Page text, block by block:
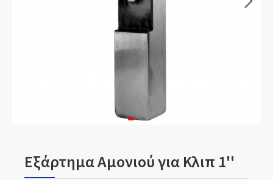
Εξάρτημα Αμονιού για Κλιπ 1''